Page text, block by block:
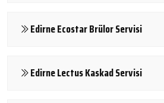
Edirne Ecostar Brülor Servisi
Edirne Lectus Kaskad Servisi